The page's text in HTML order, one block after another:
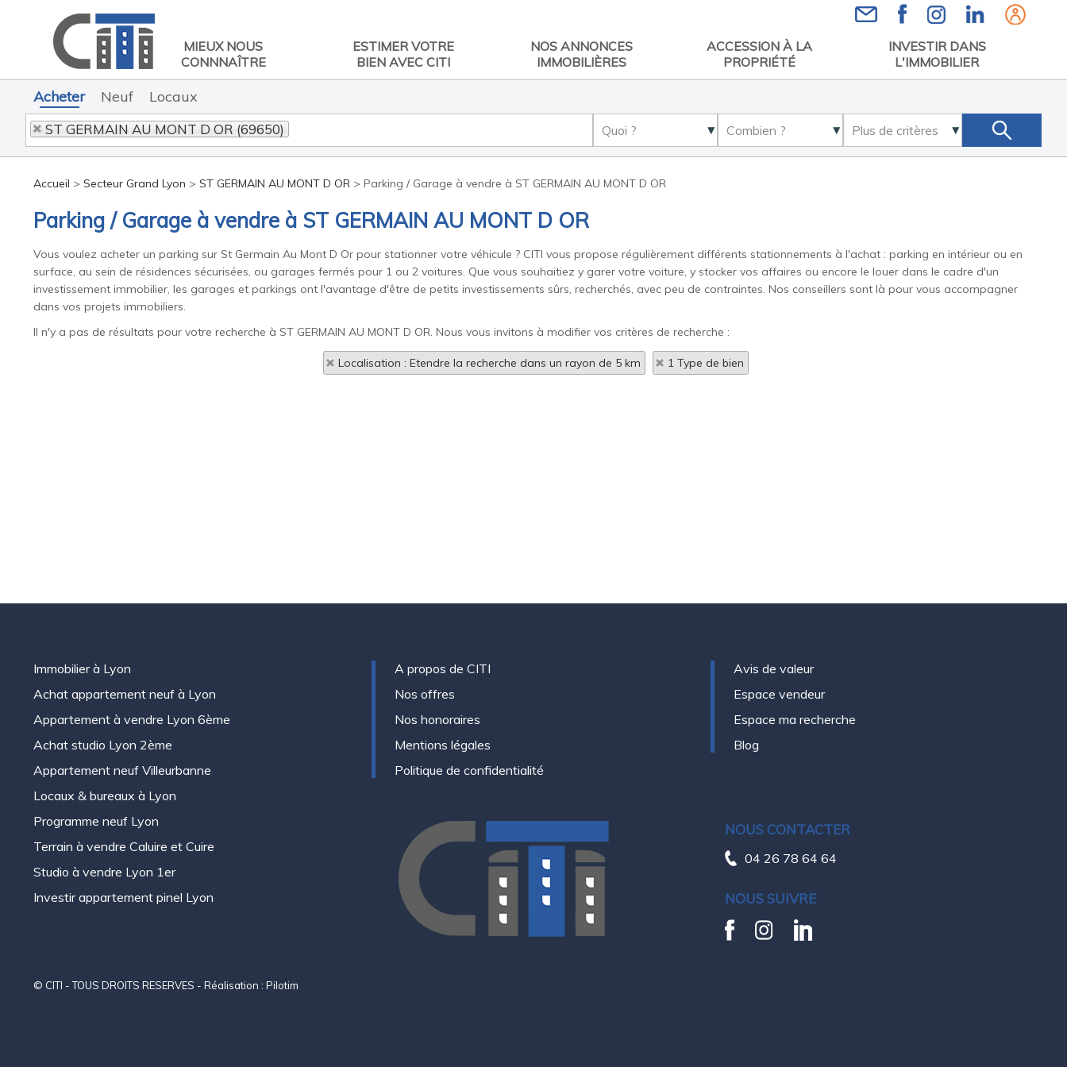
MIEUX NOUS
CONNNAÎTRE
ESTIMER VOTRE
BIEN AVEC CITI
NOS ANNONCES
IMMOBILIÈRES
ACCESSION À LA
PROPRIÉTÉ
INVESTIR DANS
L'IMMOBILIER
Acheter Neuf Locaux
ST GERMAIN AU MONT D OR (69650)
Accueil > Secteur Grand Lyon > ST GERMAIN AU MONT D OR > Parking / Garage à vendre à ST GERMAIN AU MONT D OR
Parking / Garage à vendre à ST GERMAIN AU MONT D OR
Vous voulez acheter un parking sur St Germain Au Mont D Or pour stationner votre véhicule ? CITI vous propose régulièrement différents stationnements à l'achat : parking en intérieur ou en
surface, au sein de résidences sécurisées, ou garages fermés pour 1 ou 2 voitures. Que vous souhaitiez y garer votre voiture, y stocker vos affaires ou encore le louer dans le cadre d'un
investissement immobilier, les garages et parkings ont l'avantage d'être de petits investissements sûrs, recherchés, avec peu de contraintes. Nos conseillers sont là pour vous accompagner
dans vos projets immobiliers.
Il n'y a pas de résultats pour votre recherche à ST GERMAIN AU MONT D OR. Nous vous invitons à modifier vos critères de recherche :
Localisation : Etendre la recherche dans un rayon de 5 km 1 Type de bien
Immobilier à Lyon
Achat appartement neuf à Lyon
Appartement à vendre Lyon 6ème
Achat studio Lyon 2ème
Appartement neuf Villeurbanne
Locaux & bureaux à Lyon
Programme neuf Lyon
Terrain à vendre Caluire et Cuire
Studio à vendre Lyon 1er
Investir appartement pinel Lyon
A propos de CITI
Nos offres
Nos honoraires
Mentions légales
Politique de confidentialité
Avis de valeur
Espace vendeur
Espace ma recherche
Blog
NOUS CONTACTER
04 26 78 64 64
NOUS SUIVRE
© CITI - TOUS DROITS RESERVES - Réalisation : Pilotim